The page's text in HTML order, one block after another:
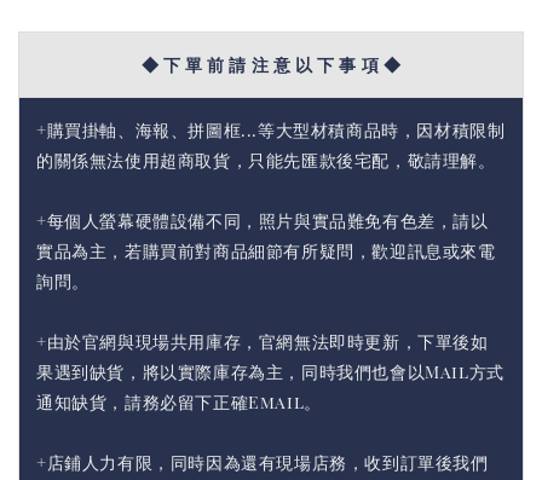
◆ 下 單 前 請 注 意 以 下 事 項 ◆
+購買掛軸、海報、拼圖框...等大型材積商品時，因材積限制
的關係無法使用超商取貨，只能先匯款後宅配，敬請理解。
+每個人螢幕硬體設備不同，照片與實品難免有色差，請以
實品為主，若購買前對商品細節有所疑問，歡迎訊息或來電
詢問。
+由於官網與現場共用庫存，官網無法即時更新，下單後如
果遇到缺貨，將以實際庫存為主，同時我們也會以Mail方式
通知缺貨，請務必留下正確Email。
+店鋪人力有限，同時因為還有現場店務，收到訂單後我們